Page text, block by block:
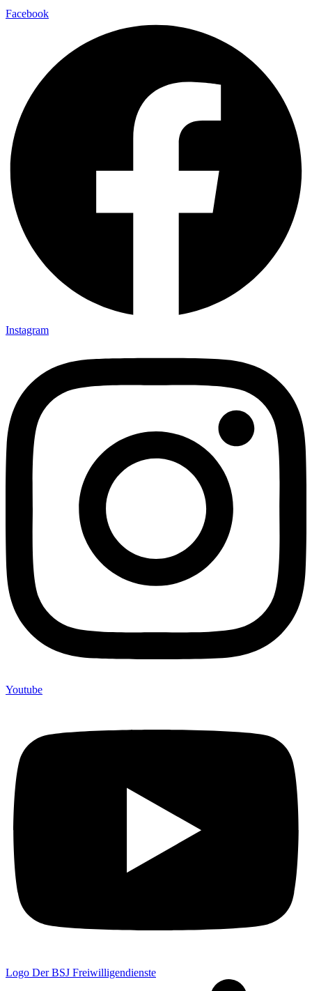
Facebook
Instagram
Youtube
Logo Der BSJ Freiwilligendienste